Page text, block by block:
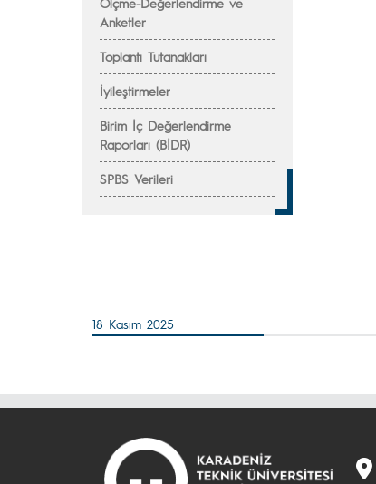
Anketler
Toplantı Tutanakları
İyileştirmeler
Birim İç Değerlendirme
Raporları (BİDR)
SPBS Verileri
18 Kasım 2025